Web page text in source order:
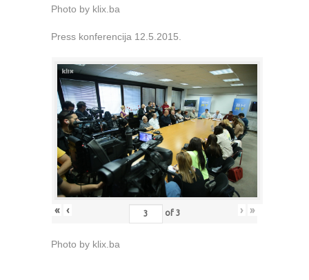
Photo by klix.ba
Press konferencija 12.5.2015.
« ‹ of 3 › »
Photo by klix.ba